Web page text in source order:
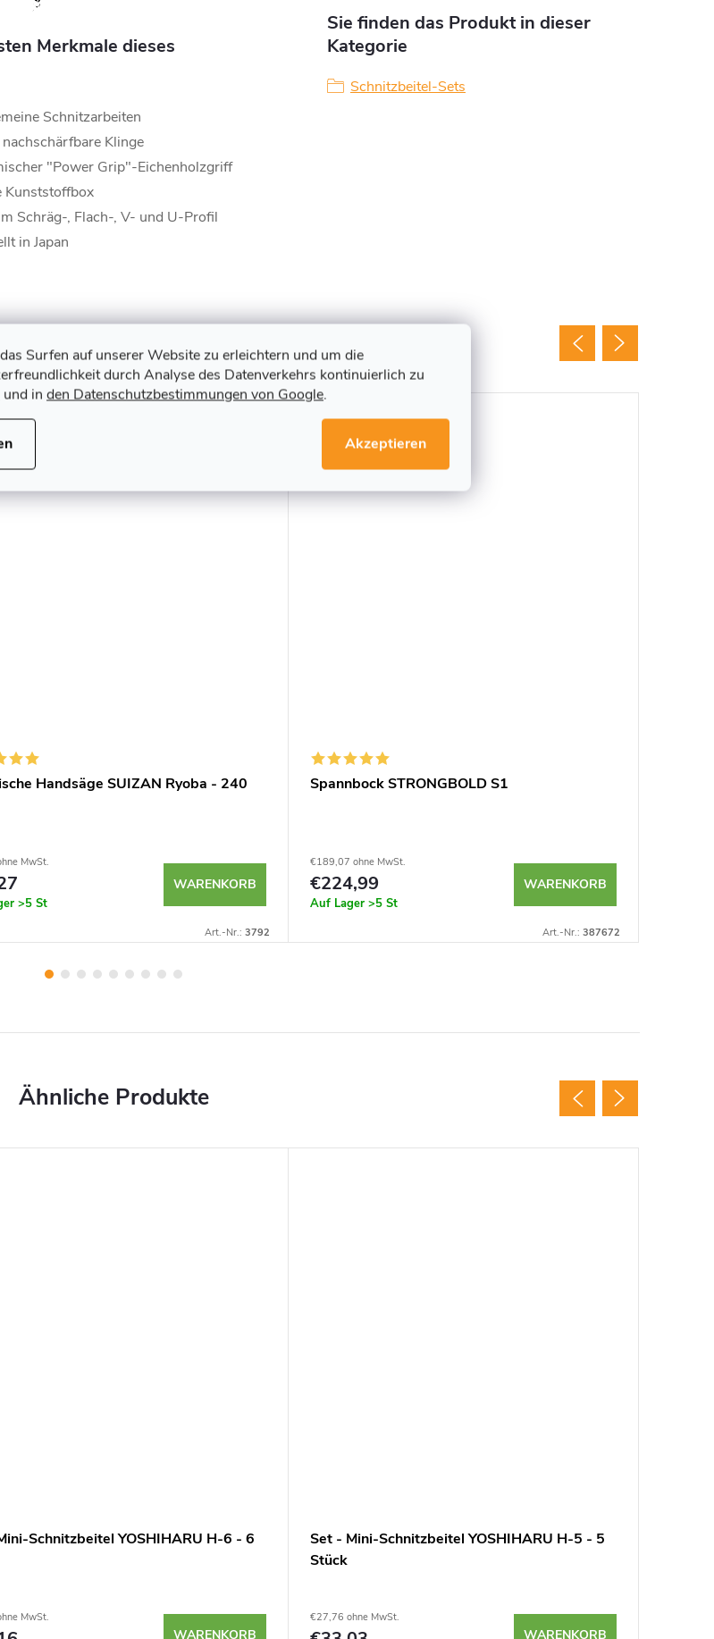
Surfen auf unserer Website zu erleichtern und um die
durch Analyse des Datenverkehrs kontinuierlich zu
und in den Datenschutzbestimmungen von Google.
Akzeptieren
Merkmale dieses
Schnitzarbeiten
Klinge
"Power Grip"-Eichenholzgriff
Kunststoffbox
Schräg-, Flach-, V- und U-Profil
in Japan
Sie finden das Produkt in dieser
Kategorie
Schnitzbeitel-Sets
Verwandte Produkte
Handsäge SUIZAN Ryoba - 240
MwSt.
>5 St
WARENKORB
Art.-Nr.: 3792
Tipp
Spannbock STRONGBOLD S1
€189,07 ohne MwSt.
€224,99
Auf Lager >5 St
WARENKORB
Art.-Nr.: 387672
Schnitzbeitel YOSHIHARU H-6 - 6
MwSt.
WARENKORB
Set - Mini-Schnitzbeitel YOSHIHARU H-5 - 5
Stück
€27,76 ohne MwSt.
WARENKORB